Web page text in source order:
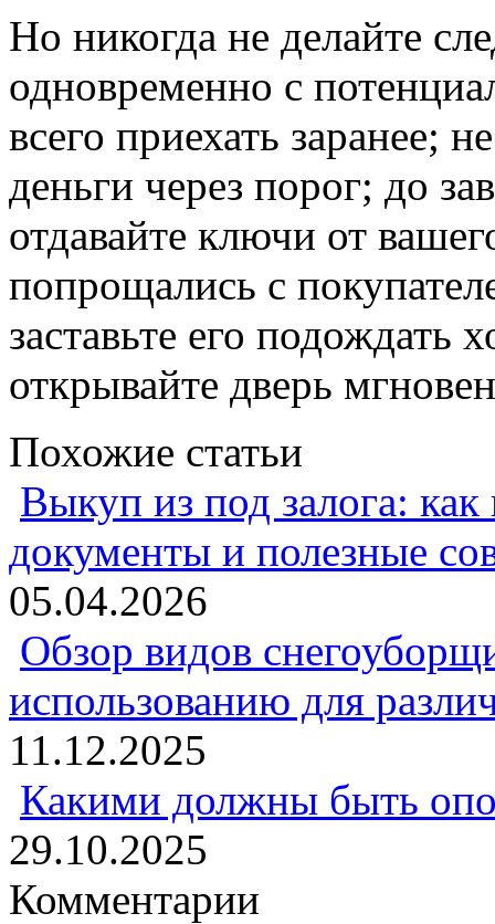
Но никогда не делайте
одновременно с
всего приехать заранее;
деньги через порог; до
отдавайте ключи от
попрощались с
заставьте его подождать
открывайте дверь
Похожие статьи
Выкуп из под залога:
документы и полезные
05.04.2026
Обзор видов
использованию для
11.12.2025
Какими должны быть
29.10.2025
Комментарии